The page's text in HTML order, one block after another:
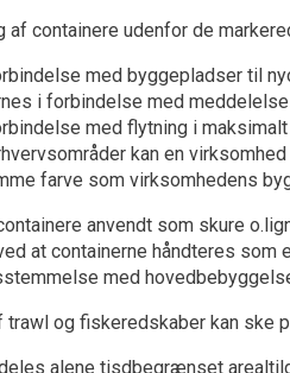
af containere udenfor de
med byggepladser til
i forbindelse med
med flytning i maksimalt
kan en
farve som virksomhedens
anvendt som skure
at containerne håndteres
med
og fiskeredskaber kan ske
alene tisdbegrænset